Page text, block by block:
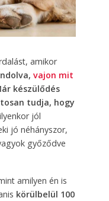
amikor
vajon mit
készülődés
tudja, hogy
jól
jó néhányszor,
győződve
amilyen én is
körülbelül 100